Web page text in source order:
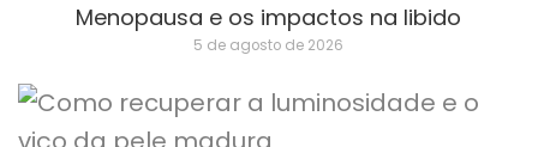
Menopausa e os impactos na libido
5 de agosto de 2026